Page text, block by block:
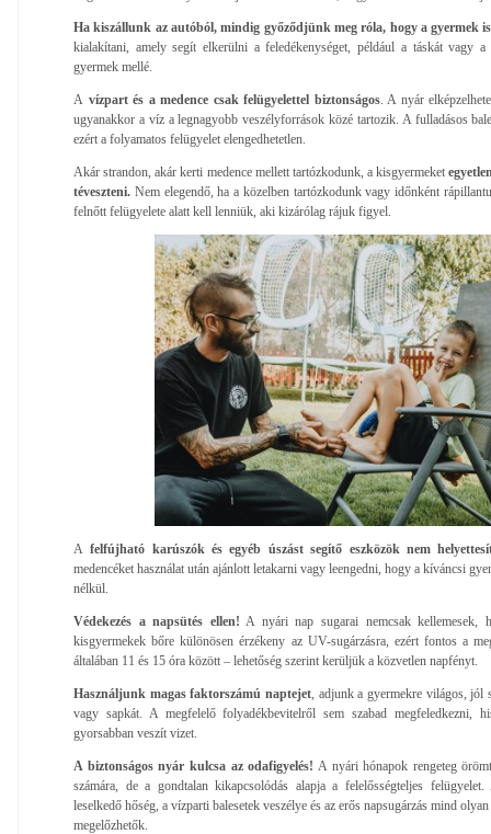
Ha kiszállunk az autóból, mindig győződjünk meg róla, hogy a gyermek
kialakítani, amely segít elkerülni a feledékenységet, például a táskát vagy
gyermek mellé.
A vízpart és a medence csak felügyelettel biztonságos. A nyár
ugyanakkor a víz a legnagyobb veszélyforrások közé tartozik. A fulladásos
ezért a folyamatos felügyelet elengedhetetlen.
Akár strandon, akár kerti medence mellett tartózkodunk, a kisgyermeket
téveszteni. Nem elegendő, ha a közelben tartózkodunk vagy időnként
felnőtt felügyelete alatt kell lenniük, aki kizárólag rájuk figyel.
A felfújható karúszók és egyéb úszást segítő eszközök nem
medencéket használat után ajánlott letakarni vagy leengedni, hogy a kíváncsi
nélkül.
Védekezés a napsütés ellen! A nyári nap sugarai nemcsak kellemesek,
kisgyermekek bőre különösen érzékeny az UV-sugárzásra, ezért fontos a
általában 11 és 15 óra között – lehetőség szerint kerüljük a közvetlen napfényt.
Használjunk magas faktorszámú naptejet , adjunk a gyermekre világos,
vagy sapkát. A megfelelő folyadékbevitelről sem szabad megfeledkezni,
gyorsabban veszít vizet.
A biztonságos nyár kulcsa az odafigyelés! A nyári hónapok rengeteg
számára, de a gondtalan kikapcsolódás alapja a felelősségteljes
leselkedő hőség, a vízparti balesetek veszélye és az erős napsugárzás mind
megelőzhetők.